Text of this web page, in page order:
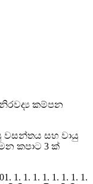
කම්පන
වසන්තය සහ වායු
කපාට 3 ක්
1. 1. 1. 1. 1. 1. 1. 1. 1.